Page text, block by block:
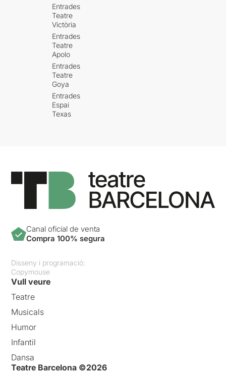
Entrades
Teatre
Victòria
Entrades
Teatre
Apolo
Entrades
Teatre
Goya
Entrades
Espai
Texas
Canal oficial de venta
Compra 100% segura
Disseny i programació:
Copymouse
Vull veure
Teatre
Musicals
Humor
Infantil
Dansa
Teatre Barcelona ©2026